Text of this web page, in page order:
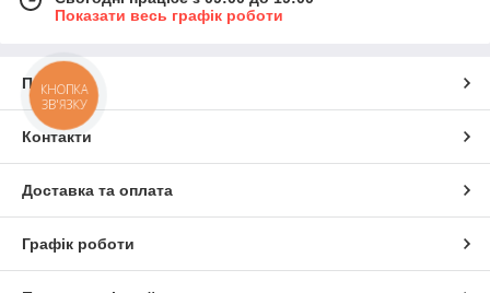
Показати весь графік роботи
Про нас
Контакти
Доставка та оплата
Графік роботи
КНОПКА
ЗВ'ЯЗКУ